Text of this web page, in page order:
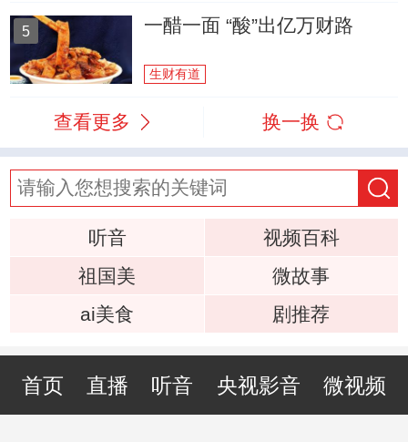
5 一醋一面 “酸”出亿万财路
生财有道
查看更多 换一换
听音
视频百科
祖国美
微故事
ai美食
剧推荐
首页 直播 听音 央视影音 微视频